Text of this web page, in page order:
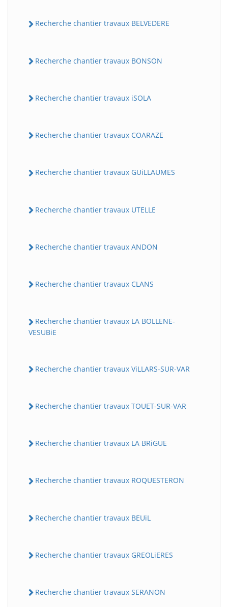
Recherche chantier travaux BELVEDERE
Recherche chantier travaux BONSON
Recherche chantier travaux iSOLA
Recherche chantier travaux COARAZE
Recherche chantier travaux GUiLLAUMES
Recherche chantier travaux UTELLE
Recherche chantier travaux ANDON
Recherche chantier travaux CLANS
Recherche chantier travaux LA BOLLENE-
VESUBiE
Recherche chantier travaux ViLLARS-SUR-VAR
Recherche chantier travaux TOUET-SUR-VAR
Recherche chantier travaux LA BRiGUE
Recherche chantier travaux ROQUESTERON
Recherche chantier travaux BEUiL
Recherche chantier travaux GREOLiERES
Recherche chantier travaux SERANON